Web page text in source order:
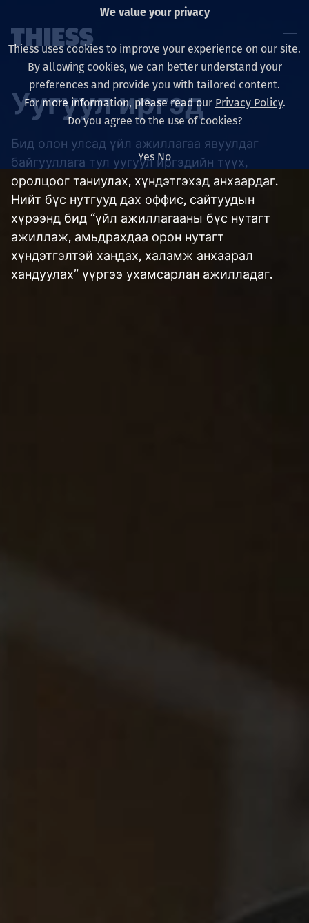
About us
Sustainability
Үйлчилгээ
Уугуул иргэд
Бид олон улсад үйл ажиллагаа явуулдаг
байгууллага тул уугуул иргэдийн түүх,
оролцоог таниулах, хүндэтгэхэд анхаардаг.
Нийт бүс нутгууд дах оффис, сайтуудын
хүрээнд бид “үйл ажиллагааны бүс нутагт
ажиллаж, амьдрахдаа орон нутагт
хүндэтгэлтэй хандах, халамж анхаарал
хандуулах” үүргээ ухамсарлан ажилладаг.
We value your privacy
Thiess uses cookies to improve your experience on our site.
By allowing cookies, we can better understand your
preferences and provide you with tailored content.
For more information, please read our Privacy Policy.
Do you agree to the use of cookies?
Yes No